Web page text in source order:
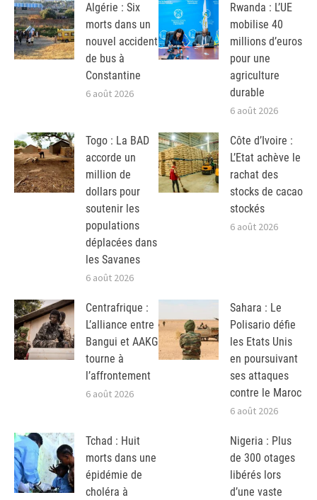
Algérie : Six
morts dans un
nouvel accident
de bus à
Constantine
6 août 2026
Rwanda : L’UE
mobilise 40
millions d’euros
pour une
agriculture
durable
6 août 2026
Togo : La BAD
accorde un
million de
dollars pour
soutenir les
populations
déplacées dans
les Savanes
6 août 2026
Côte d’Ivoire :
L’Etat achève le
rachat des
stocks de cacao
stockés
6 août 2026
Centrafrique :
L’alliance entre
Bangui et AAKG
tourne à
l’affrontement
6 août 2026
Sahara : Le
Polisario défie
les Etats Unis
en poursuivant
ses attaques
contre le Maroc
6 août 2026
Tchad : Huit
morts dans une
épidémie de
choléra à
Nigeria : Plus
de 300 otages
libérés lors
d’une vaste